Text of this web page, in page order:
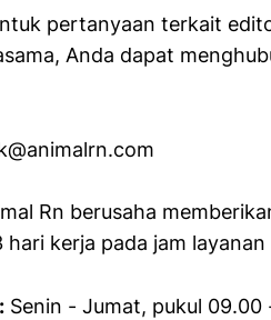
pertanyaan terkait
Anda dapat
Rn berusaha
hari kerja pada jam
Senin - Jumat, pukul 09.00